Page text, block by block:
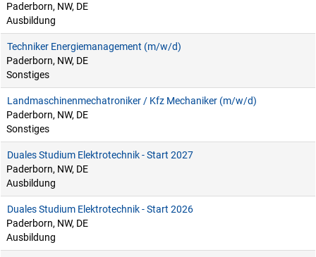
Paderborn, NW, DE
Ausbildung
Techniker Energiemanagement (m/w/d)
Paderborn, NW, DE
Sonstiges
Landmaschinenmechatroniker / Kfz Mechaniker (m/w/d)
Paderborn, NW, DE
Sonstiges
Duales Studium Elektrotechnik - Start 2027
Paderborn, NW, DE
Ausbildung
Duales Studium Elektrotechnik - Start 2026
Paderborn, NW, DE
Ausbildung